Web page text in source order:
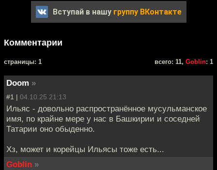
Вступай в нашу группу ВКонтакте
Комментарии
cтраницы: 1 всего: 11, Goblin: 1
Doom »
#1 | 04.10.25 21:13
Ильяс - довольно распространённое мусульманское
имя, по крайне мере у нас в Башкирии и соседней
Татарии оно обыденно.
Хз, может и корейцы Ильясы тоже есть...
Goblin »